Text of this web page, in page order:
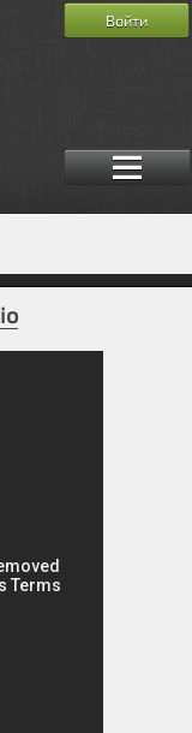
Войти